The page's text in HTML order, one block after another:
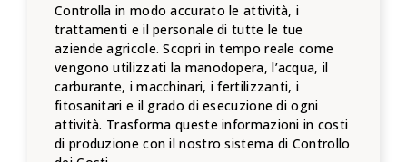
Controlla in modo accurato le attività, i
trattamenti e il personale di tutte le tue
aziende agricole. Scopri in tempo reale come
vengono utilizzati la manodopera, l’acqua, il
carburante, i macchinari, i fertilizzanti, i
fitosanitari e il grado di esecuzione di ogni
attività. Trasforma queste informazioni in costi
di produzione con il nostro sistema di Controllo